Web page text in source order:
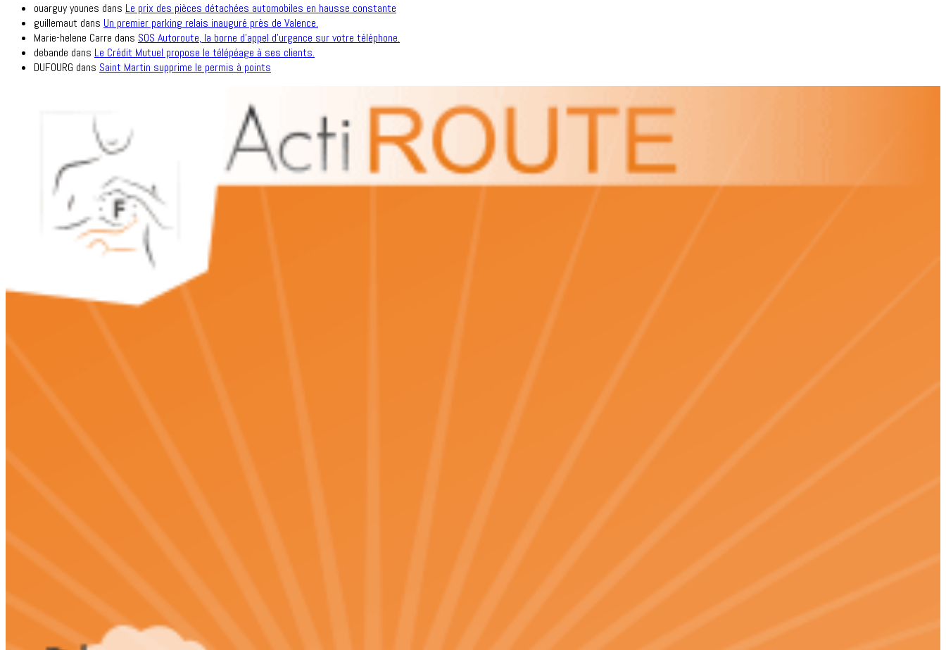
ouarguy younes dans Le prix des pièces détachées automobiles en hausse constante
guillemaut dans Un premier parking relais inauguré près de Valence.
Marie-helene Carre dans SOS Autoroute, la borne d’appel d’urgence sur votre téléphone.
debande dans Le Crédit Mutuel propose le télépéage à ses clients.
DUFOURG dans Saint Martin supprime le permis à points